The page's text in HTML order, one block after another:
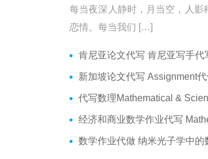
每当夜深人静时，月当空，人
恋情。每当我们 […]
肯尼亚论文代写 肯尼亚写手代写有哪
新加坡论文代写 Assignment代做
代写数理Mathematical & Scientific编程和
经济和商业数学作业代写 Mathematics for Economics
数学作业代做 纳米光子学中的数学方法